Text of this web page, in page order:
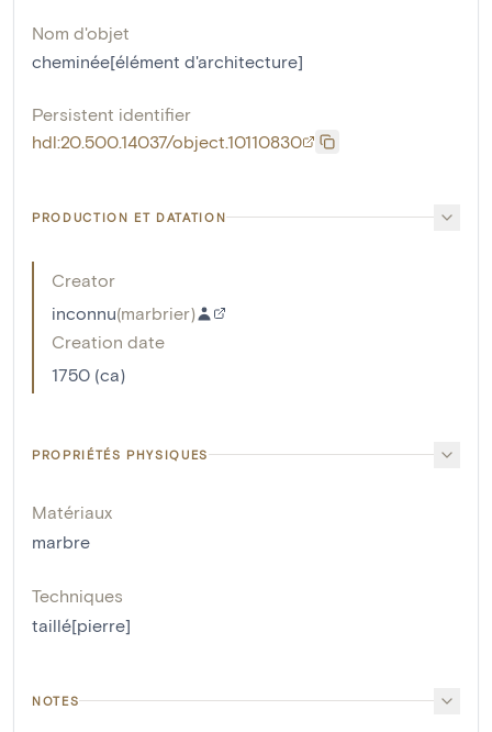
Nom d'objet
cheminée[élément d'architecture]
Persistent identifier
hdl:20.500.14037/object.10110830
PRODUCTION ET DATATION
Creator
inconnu(marbrier)
Creation date
1750 (ca)
PROPRIÉTÉS PHYSIQUES
Matériaux
marbre
Techniques
taillé[pierre]
NOTES